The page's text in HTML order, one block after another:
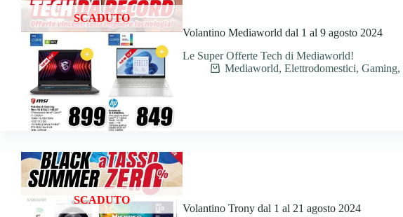
SCADUTO
Volantino Mediaworld dal 1 al 9 agosto 2024
Le Super Offerte Tech di Mediaworld!
Mediaworld, Elettrodomestici, Gaming,
SCADUTO
Volantino Trony dal 1 al 21 agosto 2024